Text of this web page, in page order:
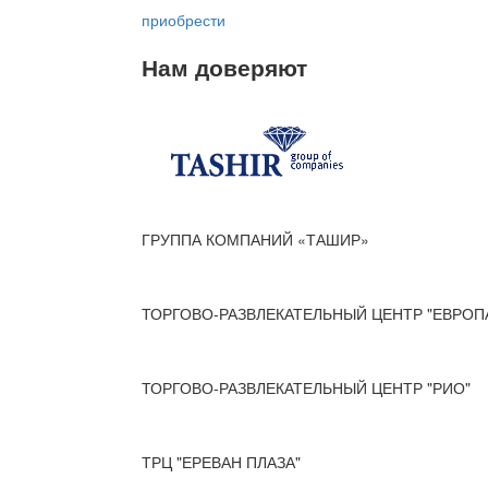
приобрести
Нам доверяют
ГРУППА КОМПАНИЙ «ТАШИР»
ТОРГОВО-РАЗВЛЕКАТЕЛЬНЫЙ ЦЕНТР
ТОРГОВО-РАЗВЛЕКАТЕЛЬНЫЙ ЦЕНТР "РИО"
ТРЦ "ЕРЕВАН ПЛАЗА"